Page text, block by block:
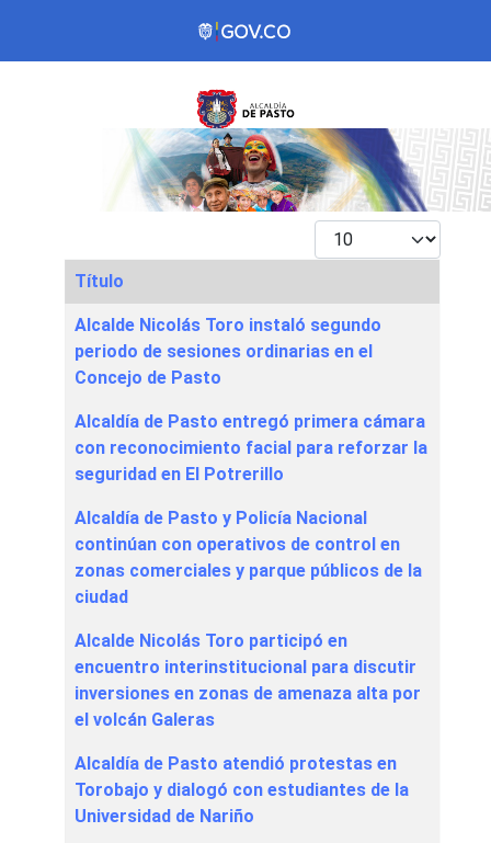
Mostrar #
Articles
Título
Alcalde Nicolás Toro instaló segundo
periodo de sesiones ordinarias en el
Concejo de Pasto
Alcaldía de Pasto entregó primera cámara
con reconocimiento facial para reforzar la
seguridad en El Potrerillo
Alcaldía de Pasto y Policía Nacional
continúan con operativos de control en
zonas comerciales y parque públicos de la
ciudad
Alcalde Nicolás Toro participó en
encuentro interinstitucional para discutir
inversiones en zonas de amenaza alta por
el volcán Galeras
Alcaldía de Pasto atendió protestas en
Torobajo y dialogó con estudiantes de la
Universidad de Nariño